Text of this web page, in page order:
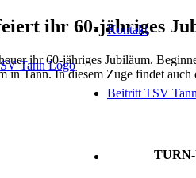
Kontakt
Beitritt TSV Tann
ihr 60-jähriges
ihr 60-jähriges Jubiläum.
Tann. In diesem Zuge findet auch